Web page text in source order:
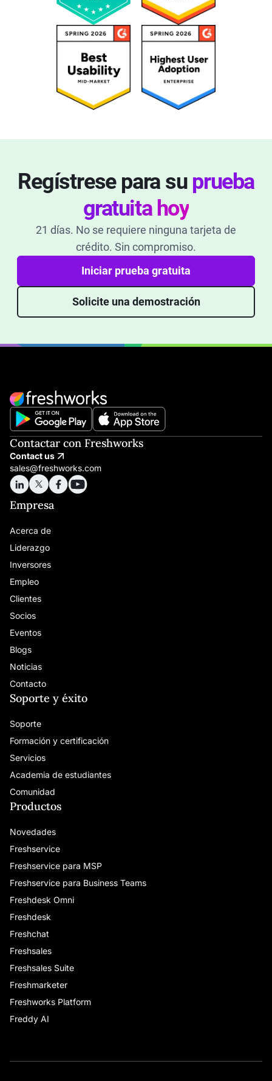
Regístrese para su prueba
gratuita hoy
21 días. No se requiere ninguna tarjeta de
crédito. Sin compromiso.
Iniciar prueba gratuita
Solicite una demostración
Contactar con Freshworks
Contact us
sales@freshworks.com
Empresa
Acerca de
Liderazgo
Inversores
Empleo
Clientes
Socios
Eventos
Blogs
Noticias
Contacto
Soporte y éxito
Soporte
Formación y certificación
Servicios
Academia de estudiantes
Comunidad
Productos
Novedades
Freshservice
Freshservice para MSP
Freshservice para Business Teams
Freshdesk Omni
Freshdesk
Freshchat
Freshsales
Freshsales Suite
Freshmarketer
Freshworks Platform
Freddy AI